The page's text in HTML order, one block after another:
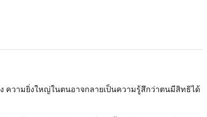
วามยิ่งใหญ่ในตนอาจกลายเป็นความรู้สึกว่าตนมีสิทธิได้